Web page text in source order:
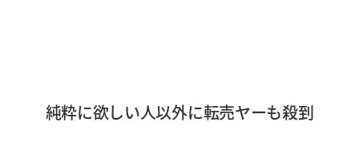
純粋に欲しい人以外に転売ヤーも殺到